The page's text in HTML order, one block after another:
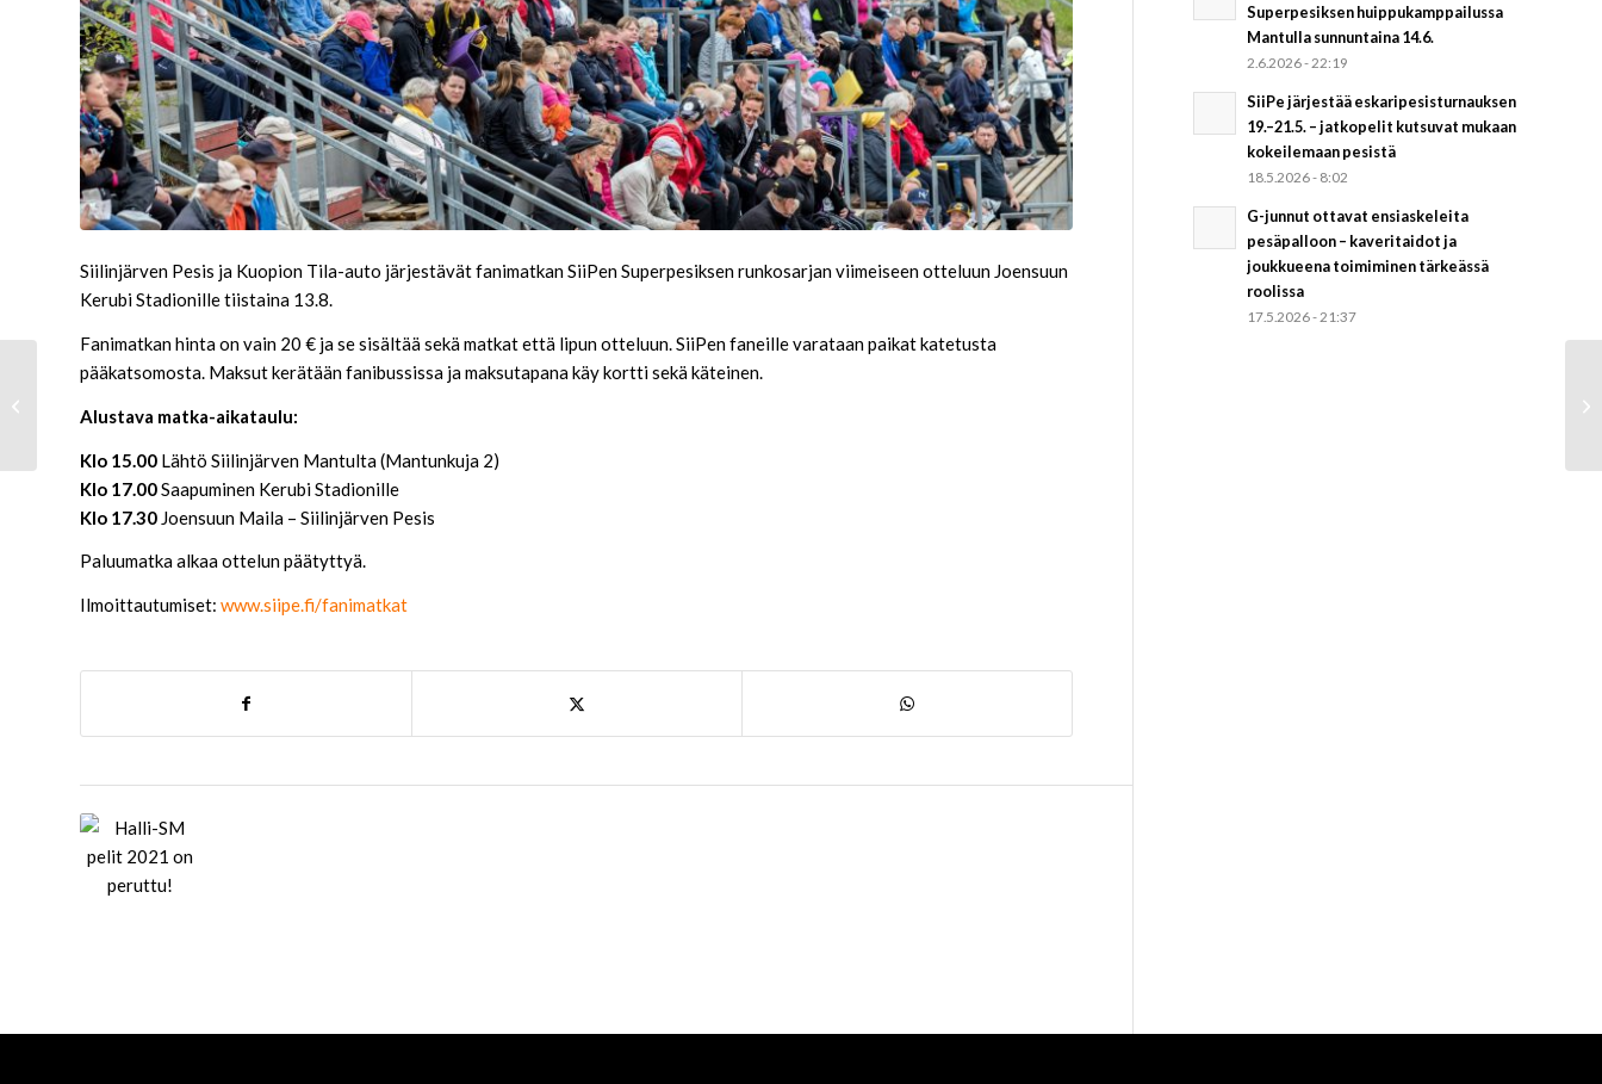
Siilinjärven Pesis ja Kuopion Tila-auto järjestävät fanimatkan SiiPen Superpesiksen runkosarjan viimeiseen otteluun Joensuun
Kerubi Stadionille tiistaina 13.8.
Fanimatkan hinta on vain 20 € ja se sisältää sekä matkat että lipun otteluun. SiiPen faneille varataan paikat katetusta
pääkatsomosta. Maksut kerätään fanibussissa ja maksutapana käy kortti sekä käteinen.
Alustava matka-aikataulu:
Klo 15.00 Lähtö Siilinjärven Mantulta (Mantunkuja 2)
Klo 17.00Saapuminen Kerubi Stadionille
Klo 17.30 Joensuun Maila – Siilinjärven Pesis
Paluumatka alkaa ottelun päätyttyä.
Ilmoittautumiset: www.siipe.fi/fanimatkat
Superpesiksen huippukamppailussa
Mantulla sunnuntaina 14.6.
2.6.2026 - 22:19
SiiPe järjestää eskaripesisturnauksen
19.–21.5. – jatkopelit kutsuvat mukaan
kokeilemaan pesistä
18.5.2026 - 8:02
G-junnut ottavat ensiaskeleita
pesäpalloon – kaveritaidot ja
joukkueena toimiminen tärkeässä
roolissa
17.5.2026 - 21:37
viimeisissä vuoroissa